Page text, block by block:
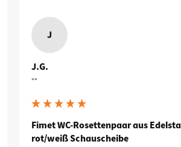
J
J.G.
""
Fimet WC-Rosettenpaar aus
rot/weiß Schauscheibe